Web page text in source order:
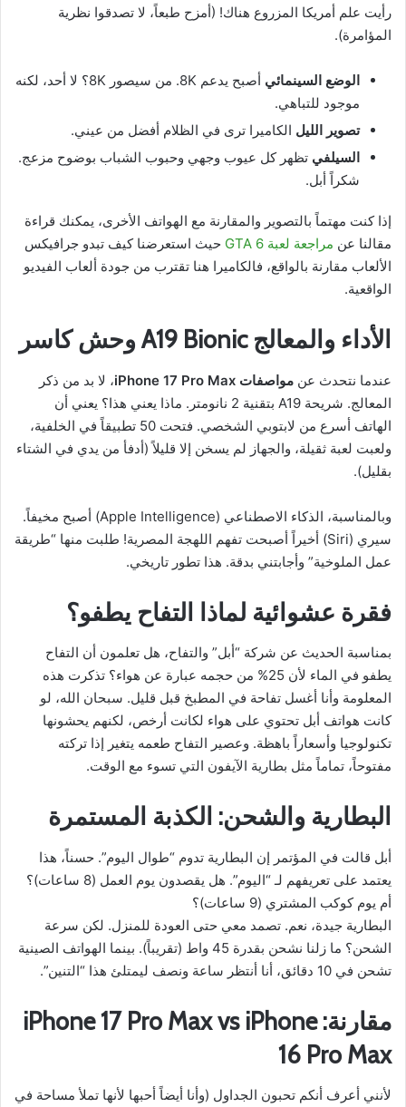
رأيت علم أمريكا المزروع هناك! (أمزح طبعاً، لا تصدقوا نظرية
المؤامرة).
الوضع السينمائي
أصبح يدعم 8K. من سيصور 8K؟ لا أحد، لكنه
موجود للتباهي.
تصوير الليل الكاميرا ترى في الظلام أفضل من عيني.
السيلفي تظهر كل عيوب وجهي وحبوب الشباب بوضوح مزعج.
شكراً أبل.
إذا كنت مهتماً بالتصوير والمقارنة مع الهواتف الأخرى، يمكنك قراءة
مقالنا عن مراجعة لعبة GTA 6
حيث استعرضنا كيف تبدو جرافيكس
الألعاب مقارنة بالواقع، فالكاميرا هنا تقترب من جودة ألعاب الفيديو
الواقعية.
الأداء والمعالج A19 Bionic وحش كاسر
عندما نتحدث عن مواصفات iPhone 17 Pro Max
، لا بد من ذكر
المعالج. شريحة A19 بتقنية 2 نانومتر. ماذا يعني هذا؟ يعني أن
الهاتف أسرع من لابتوبي الشخصي. فتحت 50 تطبيقاً في الخلفية،
ولعبت لعبة ثقيلة، والجهاز لم يسخن إلا قليلاً (أدفأ من يدي في الشتاء
بقليل).
وبالمناسبة، الذكاء الاصطناعي (Apple Intelligence) أصبح مخيفاً.
سيري (Siri) أخيراً أصبحت تفهم اللهجة المصرية! طلبت منها “طريقة
عمل الملوخية” وأجابتني بدقة. هذا تطور تاريخي.
فقرة عشوائية لماذا التفاح يطفو؟
بمناسبة الحديث عن شركة “أبل” والتفاح، هل تعلمون أن التفاح
يطفو في الماء لأن 25% من حجمه عبارة عن هواء؟ تذكرت هذه
المعلومة وأنا أغسل تفاحة في المطبخ قبل قليل. سبحان الله، لو
كانت هواتف أبل تحتوي على هواء لكانت أرخص، لكنهم يحشونها
تكنولوجيا وأسعاراً باهظة. وعصير التفاح طعمه يتغير إذا تركته
مفتوحاً، تماماً مثل بطارية الآيفون التي تسوء مع الوقت.
البطارية والشحن: الكذبة المستمرة
أبل قالت في المؤتمر إن البطارية تدوم “طوال اليوم”. حسناً، هذا
يعتمد على تعريفهم لـ “اليوم”. هل يقصدون يوم العمل (8 ساعات)؟
أم يوم كوكب المشتري (9 ساعات)؟
البطارية جيدة، نعم. تصمد معي حتى العودة للمنزل. لكن سرعة
الشحن؟ ما زلنا نشحن بقدرة 45 واط (تقريباً). بينما الهواتف الصينية
تشحن في 10 دقائق، أنا أنتظر ساعة ونصف ليمتلئ هذا “التنين”.
مقارنة: iPhone 17 Pro Max vs iPhone
16 Pro Max
لأنني أعرف أنكم تحبون الجداول (وأنا أيضاً أحبها لأنها تملأ مساحة في